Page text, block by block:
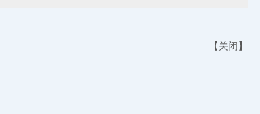
【 关闭 】